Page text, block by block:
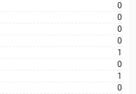
0
0
0
0
1
0
1
0